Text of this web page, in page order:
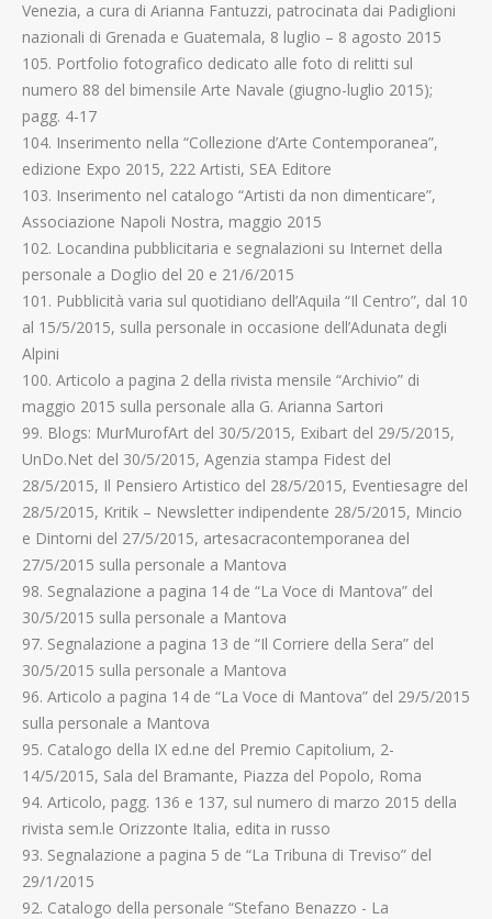
Venezia, a cura di Arianna Fantuzzi, patrocinata dai Padiglioni
nazionali di Grenada e Guatemala, 8 luglio – 8 agosto 2015
105. Portfolio fotografico dedicato alle foto di relitti sul
numero 88 del bimensile Arte Navale (giugno-luglio 2015);
pagg. 4-17
104. Inserimento nella “Collezione d’Arte Contemporanea”,
edizione Expo 2015, 222 Artisti, SEA Editore
103. Inserimento nel catalogo “Artisti da non dimenticare”,
Associazione Napoli Nostra, maggio 2015
102. Locandina pubblicitaria e segnalazioni su Internet della
personale a Doglio del 20 e 21/6/2015
101. Pubblicità varia sul quotidiano dell’Aquila “Il Centro”, dal 10
al 15/5/2015, sulla personale in occasione dell’Adunata degli
Alpini
100. Articolo a pagina 2 della rivista mensile “Archivio” di
maggio 2015 sulla personale alla G. Arianna Sartori
99. Blogs: MurMurofArt del 30/5/2015, Exibart del 29/5/2015,
UnDo.Net del 30/5/2015, Agenzia stampa Fidest del
28/5/2015, Il Pensiero Artistico del 28/5/2015, Eventiesagre del
28/5/2015, Kritik – Newsletter indipendente 28/5/2015, Mincio
e Dintorni del 27/5/2015, artesacracontemporanea del
27/5/2015 sulla personale a Mantova
98. Segnalazione a pagina 14 de “La Voce di Mantova” del
30/5/2015 sulla personale a Mantova
97. Segnalazione a pagina 13 de “Il Corriere della Sera” del
30/5/2015 sulla personale a Mantova
96. Articolo a pagina 14 de “La Voce di Mantova” del 29/5/2015
sulla personale a Mantova
95. Catalogo della IX ed.ne del Premio Capitolium, 2-
14/5/2015, Sala del Bramante, Piazza del Popolo, Roma
94. Articolo, pagg. 136 e 137, sul numero di marzo 2015 della
rivista sem.le Orizzonte Italia, edita in russo
93. Segnalazione a pagina 5 de “La Tribuna di Treviso” del
29/1/2015
92. Catalogo della personale “Stefano Benazzo - La